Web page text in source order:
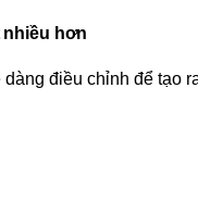
nhiều hơn
điều chỉnh để tạo